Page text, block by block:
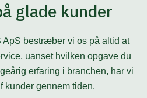
glade kunder
ApS bestræber vi os på altid at
uanset hvilken opgave du
erfaring i branchen, har vi
kunder gennem tiden.